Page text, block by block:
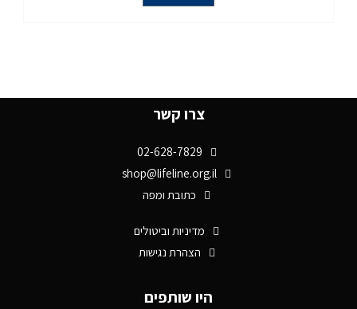
צרו קשר
02-628-7829
shop@lifeline.org.il
כתובת ומפה
מדיניות וביטולים
הצהרת נגישות
היו שותפים